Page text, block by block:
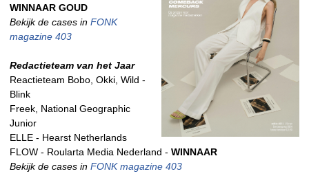
WINNAAR GOUD
Bekijk de cases in FONK
magazine 403
Redactieteam van het Jaar
Reactieteam Bobo, Okki, Wild -
Blink
Freek, National Geographic
Junior
ELLE - Hearst Netherlands
FLOW - Roularta Media Nederland - WINNAAR
Bekijk de cases in FONK magazine 403